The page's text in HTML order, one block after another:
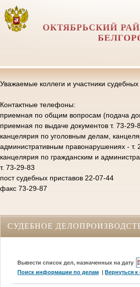
ОКТЯБРЬСКИЙ
Уважаемые коллеги и участники судебных
Контактные телефоны:
приемная по общим вопросам (подача
приемная по выдаче документов т. 73-29-
канцелярия по уголовным делам,
административным правонарушениях - т.
канцелярия по гражданским и
т. 73-29-83
пост судебных приставов 22-07-44
факс 73-29-87
СУДЕБНОЕ
Вывести список дел, назначенных на дату
Поиск информации по делам |Вернуться к